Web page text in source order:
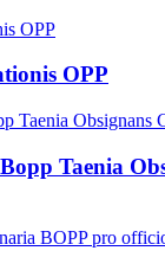
OPP
Taenia